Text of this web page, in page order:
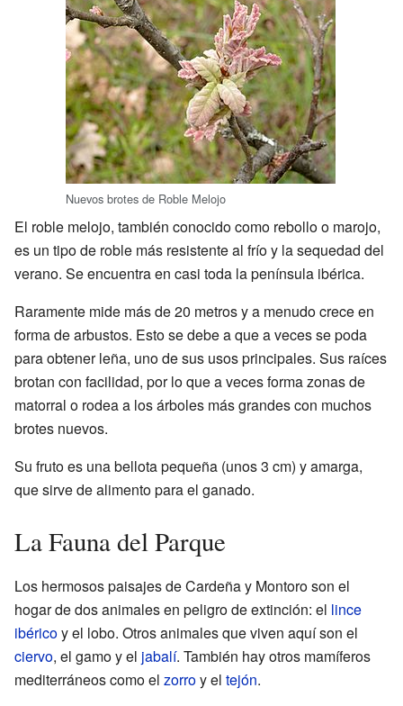
Nuevos brotes de Roble Melojo
El roble melojo, también conocido como rebollo o marojo,
es un tipo de roble más resistente al frío y la sequedad del
verano. Se encuentra en casi toda la península ibérica.
Raramente mide más de 20 metros y a menudo crece en
forma de arbustos. Esto se debe a que a veces se poda
para obtener leña, uno de sus usos principales. Sus raíces
brotan con facilidad, por lo que a veces forma zonas de
matorral o rodea a los árboles más grandes con muchos
brotes nuevos.
Su fruto es una bellota pequeña (unos 3 cm) y amarga,
que sirve de alimento para el ganado.
La Fauna del Parque
Los hermosos paisajes de Cardeña y Montoro son el
hogar de dos animales en peligro de extinción: el lince
ibéricoy el lobo. Otros animales que viven aquí son el
ciervo, el gamo y el jabalí. También hay otros mamíferos
mediterráneos como el zorroy el tejón.